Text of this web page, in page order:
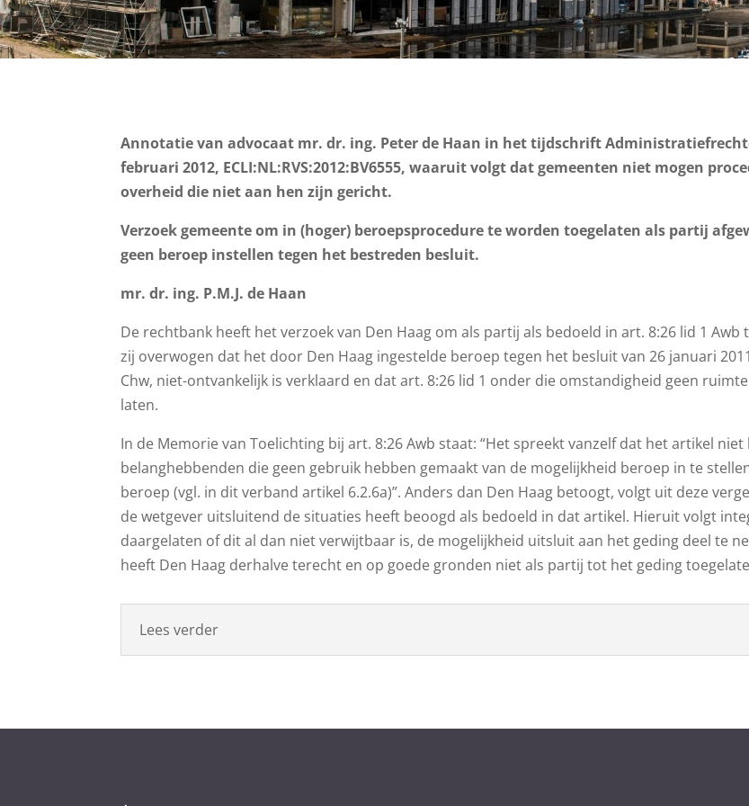
Annotatie van advocaat mr. dr. ing. Peter de Haan in het tijdschrift
februari 2012, ECLI:NL:RVS:2012:BV6555, waaruit volgt dat gemeenten niet mogen
overheid die niet aan hen zijn gericht.
Verzoek gemeente om in (hoger) beroepsprocedure te worden toegelaten als partij
geen beroep instellen tegen het bestreden besluit.
mr. dr. ing. P.M.J. de Haan
De rechtbank heeft het verzoek van Den Haag om als partij als bedoeld in art. 8:26 lid 1
zij overwogen dat het door Den Haag ingestelde beroep tegen het besluit van 26 januari
Chw, niet-ontvankelijk is verklaard en dat art. 8:26 lid 1 onder die omstandigheid geen
laten.
In de Memorie van Toelichting bij art. 8:26 Awb staat: “Het spreekt vanzelf dat het artikel
belanghebbenden die geen gebruik hebben gemaakt van de mogelijkheid beroep in te
beroep (vgl. in dit verband artikel 6.2.6a)”. Anders dan Den Haag betoogt, volgt uit deze
de wetgever uitsluitend de situaties heeft beoogd als bedoeld in dat artikel. Hieruit volgt
daargelaten of dit al dan niet verwijtbaar is, de mogelijkheid uitsluit aan het geding deel te
heeft Den Haag derhalve terecht en op goede gronden niet als partij tot het geding
Lees verder